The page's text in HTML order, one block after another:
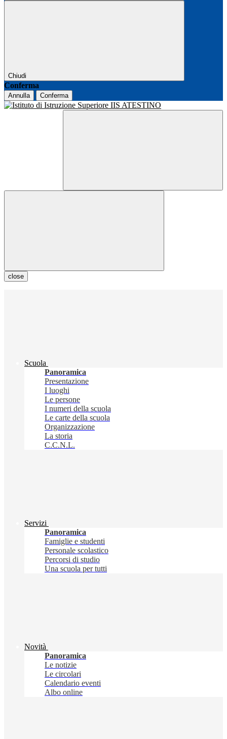
Chiudi
Conferma
Annulla Conferma
close
Scuola
Panoramica
Presentazione
I luoghi
Le persone
I numeri della scuola
Le carte della scuola
Organizzazione
La storia
C.C.N.L.
Servizi
Panoramica
Famiglie e studenti
Personale scolastico
Percorsi di studio
Una scuola per tutti
Novità
Panoramica
Le notizie
Le circolari
Calendario eventi
Albo online